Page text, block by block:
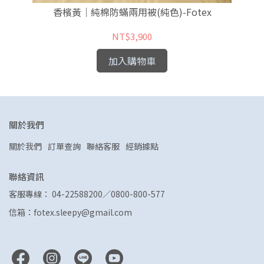
香檳黃｜純棉防蟎兩用被(純色)-Fotex
NT$3,900
加入購物車
關於我們
關於我們 訂單查詢 聯絡客服 經銷據點
聯絡資訊
客服專線： 04-22588200／0800-800-577
信箱：fotex.sleepy@gmail.com